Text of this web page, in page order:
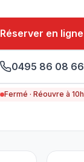
Réserver en ligne
0495 86 08 66
Fermé · Réouvre à 10h